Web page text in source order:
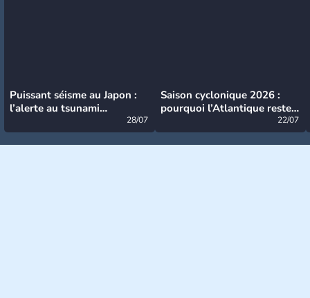
Puissant séisme au Japon :
l’alerte au tsunami
28/07
Saison cyclonique 2026 :
pourquoi l’Atlantique reste
22/07